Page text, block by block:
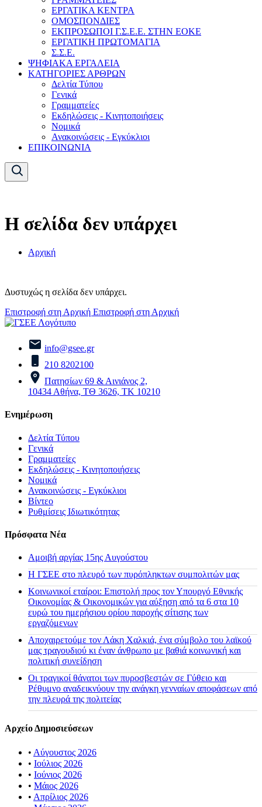
ΕΡΓΑΤΙΚΑ ΚΕΝΤΡΑ
ΟΜΟΣΠΟΝΔΙΕΣ
ΕΚΠΡΟΣΩΠΟΙ Γ.Σ.Ε.Ε. ΣΤΗΝ ΕΟΚΕ
ΕΡΓΑΤΙΚΗ ΠΡΩΤΟΜΑΓΙΑ
Σ.Σ.Ε.
ΨΗΦΙΑΚΑ ΕΡΓΑΛΕΙΑ
ΚΑΤΗΓΟΡΙΕΣ ΑΡΘΡΩΝ
Δελτία Τύπου
Γενικά
Γραμματείες
Εκδηλώσεις - Κινητοποιήσεις
Νομικά
Ανακοινώσεις - Εγκύκλιοι
ΕΠΙΚΟΙΝΩΝΙΑ
Η σελίδα δεν υπάρχει
Αρχική
Δυστυχώς η σελίδα δεν υπάρχει.
Επιστροφή στη Αρχική Επιστροφή στη Αρχική
info@gsee.gr
210 8202100
Πατησίων 69 & Αινιάνος 2,
10434 Αθήνα, ΤΘ 3626, ΤΚ 10210
Ενημέρωση
Δελτία Τύπου
Γενικά
Γραμματείες
Εκδηλώσεις - Κινητοποιήσεις
Νομικά
Ανακοινώσεις - Εγκύκλιοι
Βίντεο
Ρυθμίσεις Ιδιωτικότητας
Πρόσφατα Νέα
Αμοιβή αργίας 15ης Αυγούστου
H ΓΣΕΕ στο πλευρό των πυρόπληκτων συμπολιτών μας
Κοινωνικοί εταίροι: Επιστολή προς τον Υπουργό Εθνικής
Οικονομίας & Οικονομικών για αύξηση από τα 6 στα 10
ευρώ του ημερήσιου ορίου παροχής σίτισης των
εργαζόμενων
Αποχαιρετούμε τον Λάκη Χαλκιά, ένα σύμβολο του λαϊκού
μας τραγουδιού κι έναν άνθρωπο με βαθιά κοινωνική και
πολιτική συνείδηση
Οι τραγικοί θάνατοι των πυροσβεστών σε Γύθειο και
Ρέθυμνο αναδεικνύουν την ανάγκη γενναίων αποφάσεων από
την πλευρά της πολιτείας
Αρχείο Δημοσιεύσεων
• Αύγουστος 2026
• Ιούλιος 2026
• Ιούνιος 2026
• Μάιος 2026
• Απρίλιος 2026